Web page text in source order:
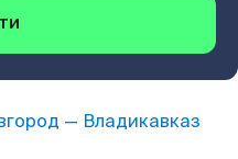
— Владикавказ